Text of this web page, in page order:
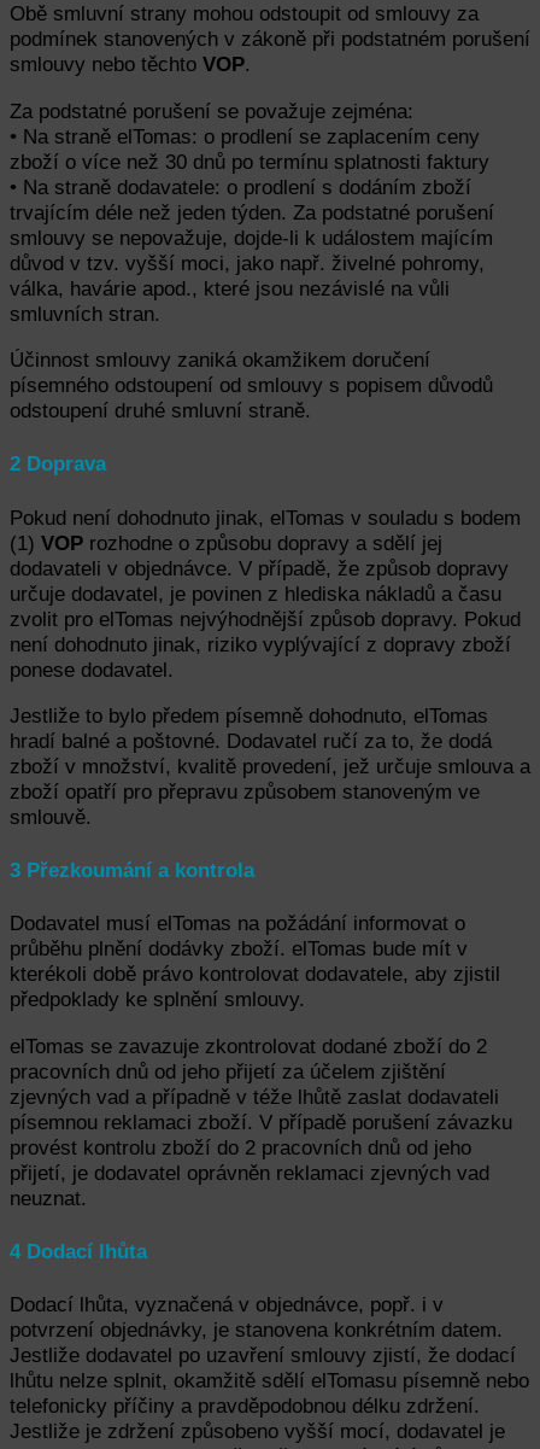
Obě smluvní strany mohou odstoupit od smlouvy za
podmínek stanovených v zákoně při podstatném porušení
smlouvy nebo těchto VOP.
Za podstatné porušení se považuje zejména:
• Na straně elTomas: o prodlení se zaplacením ceny
zboží o více než 30 dnů po termínu splatnosti faktury
• Na straně dodavatele: o prodlení s dodáním zboží
trvajícím déle než jeden týden. Za podstatné porušení
smlouvy se nepovažuje, dojde-li k událostem majícím
důvod v tzv. vyšší moci, jako např. živelné pohromy,
válka, havárie apod., které jsou nezávislé na vůli
smluvních stran.
Účinnost smlouvy zaniká okamžikem doručení
písemného odstoupení od smlouvy s popisem důvodů
odstoupení druhé smluvní straně.
2 Doprava
Pokud není dohodnuto jinak, elTomas v souladu s bodem
(1) VOP rozhodne o způsobu dopravy a sdělí jej
dodavateli v objednávce. V případě, že způsob dopravy
určuje dodavatel, je povinen z hlediska nákladů a času
zvolit pro elTomas nejvýhodnější způsob dopravy. Pokud
není dohodnuto jinak, riziko vyplývající z dopravy zboží
ponese dodavatel.
Jestliže to bylo předem písemně dohodnuto, elTomas
hradí balné a poštovné. Dodavatel ručí za to, že dodá
zboží v množství, kvalitě provedení, jež určuje smlouva a
zboží opatří pro přepravu způsobem stanoveným ve
smlouvě.
3 Přezkoumání a kontrola
Dodavatel musí elTomas na požádání informovat o
průběhu plnění dodávky zboží. elTomas bude mít v
kterékoli době právo kontrolovat dodavatele, aby zjistil
předpoklady ke splnění smlouvy.
elTomas se zavazuje zkontrolovat dodané zboží do 2
pracovních dnů od jeho přijetí za účelem zjištění
zjevných vad a případně v téže lhůtě zaslat dodavateli
písemnou reklamaci zboží. V případě porušení závazku
provést kontrolu zboží do 2 pracovních dnů od jeho
přijetí, je dodavatel oprávněn reklamaci zjevných vad
neuznat.
4 Dodací lhůta
Dodací lhůta, vyznačená v objednávce, popř. i v
potvrzení objednávky, je stanovena konkrétním datem.
Jestliže dodavatel po uzavření smlouvy zjistí, že dodací
lhůtu nelze splnit, okamžitě sdělí elTomasu písemně nebo
telefonicky příčiny a pravděpodobnou délku zdržení.
Jestliže je zdržení způsobeno vyšší mocí, dodavatel je